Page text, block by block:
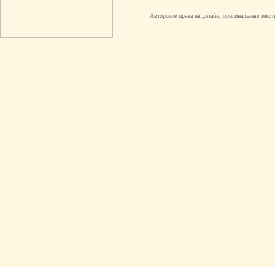
Авторские права на дизайн, оригинальные